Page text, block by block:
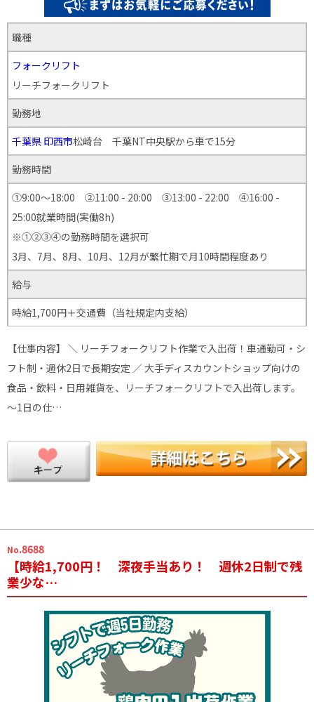
職種
フォークリフト
リーチフォークリフト
勤務地
千葉県 印西市松崎台 千葉NT中央駅から車で15分
勤務時間
①9:00～18:00 ②11:00 - 20:00 ③13:00 - 22:00 ④16:00 -
25:00就業時間(実働8h)
※①②③④の勤務時間を選択可
3月、7月、8月、10月、12月が繁忙期で月10時間程度あり
給与
時給1,700円＋交通費（当社規定内支給）
【仕事内容】 ＼ リーチフォークリフト作業で入出荷！車通勤可・シ
フト制・週休2日で長期安定 ／ 大手ディスカウントショップ向けの
食品・飲料・日用雑貨を、リーチフォークリフトで入出荷します。
～1日の仕…
No.8688
【時給1,700円！ 深夜手当あり！ 週休2日制で残
業少な…